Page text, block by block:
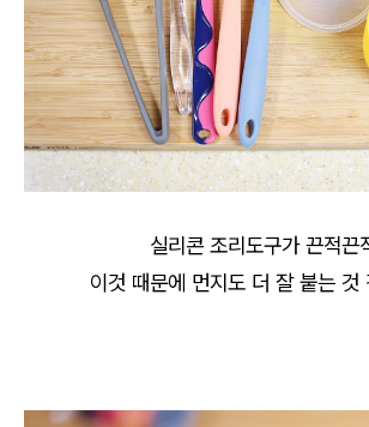
실리콘 조리도구가 끈적끈
이것 때문에 먼지도 더 잘 붙는 것